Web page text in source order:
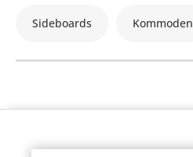
Sideboards Kommoden